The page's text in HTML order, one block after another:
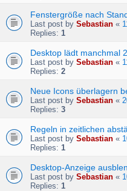
Fenstergröße nach
Last post by Sebastian «
Replies: 1
Desktop lädt manchmal
Last post by Sebastian «
Replies: 2
Neue Icons überlagern
Last post by Sebastian «
Replies: 3
Regeln in zeitlichen
Last post by Sebastian «
Replies: 1
Desktop-Anzeige
Last post by Sebastian «
Replies: 1